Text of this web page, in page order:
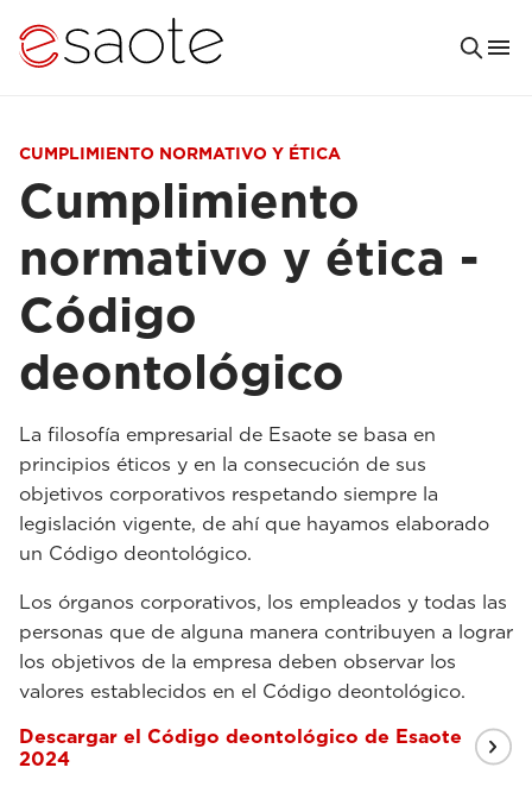
CUMPLIMIENTO NORMATIVO Y ÉTICA
Cumplimiento
normativo y ética -
Código
deontológico
La filosofía empresarial de Esaote se basa en
principios éticos y en la consecución de sus
objetivos corporativos respetando siempre la
legislación vigente, de ahí que hayamos elaborado
un Código deontológico.
Los órganos corporativos, los empleados y todas las
personas que de alguna manera contribuyen a lograr
los objetivos de la empresa deben observar los
valores establecidos en el Código deontológico.
Descargar el Código deontológico de Esaote
2024